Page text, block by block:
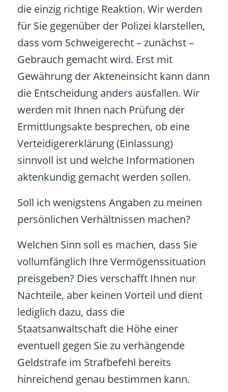
die einzig richtige Reaktion. Wir werden
für Sie gegenüber der Polizei klarstellen,
dass vom Schweigerecht – zunächst –
Gebrauch gemacht wird. Erst mit
Gewährung der Akteneinsicht kann dann
die Entscheidung anders ausfallen. Wir
werden mit Ihnen nach Prüfung der
Ermittlungsakte besprechen, ob eine
Verteidigererklärung (Einlassung)
sinnvoll ist und welche Informationen
aktenkundig gemacht werden sollen.
Soll ich wenigstens Angaben zu meinen
persönlichen Verhältnissen machen?
Welchen Sinn soll es machen, dass Sie
vollumfänglich Ihre Vermögenssituation
preisgeben? Dies verschafft Ihnen nur
Nachteile, aber keinen Vorteil und dient
lediglich dazu, dass die
Staatsanwaltschaft die Höhe einer
eventuell gegen Sie zu verhängende
Geldstrafe im Strafbefehl bereits
hinreichend genau bestimmen kann.